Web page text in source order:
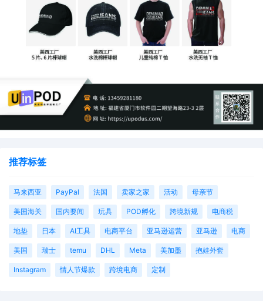
推荐标签
马来西亚 PayPal 法国 卖家之家 活动 母亲节
美国海关 国内要闻 玩具 POD孵化 跨境新规 电商税
地垫 日本 AI工具 电商平台 亚马逊运营 亚马逊 电商
美国 瑞士 temu DHL Meta 美加墨 抱娃外套
Instagram 情人节爆款 跨境电商 定制